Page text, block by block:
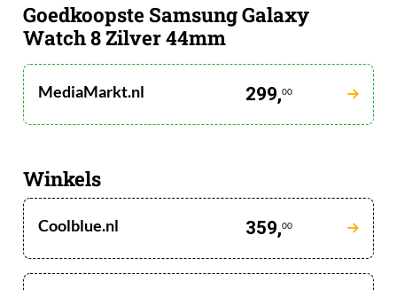
Goedkoopste Samsung Galaxy
Watch 8 Zilver 44mm
MediaMarkt.nl 299,00
Winkels
Coolblue.nl 359,00